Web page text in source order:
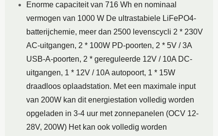
Enorme capaciteit van 716 Wh en nominaal
vermogen van 1000 W De ultrastabiele LiFePO4-
batterijchemie, meer dan 2500 levenscycli 2 * 230V
AC-uitgangen, 2 * 100W PD-poorten, 2 * 5V / 3A
USB-A-poorten, 2 * gereguleerde 12V / 10A DC-
uitgangen, 1 * 12V / 10A autopoort, 1 * 15W
draadloos oplaadstation. Met een maximale input
van 200W kan dit energiestation volledig worden
opgeladen in 3-4 uur met zonnepanelen (OCV 12-
28V, 200W) Het kan ook volledig worden